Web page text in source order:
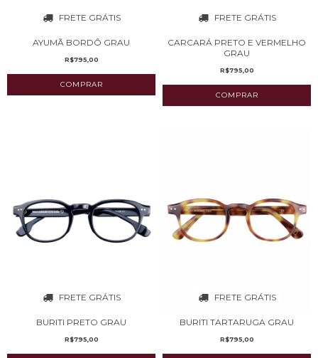
FRETE GRÁTIS
AYUMÃ BORDÔ GRAU
R$795,00
FRETE GRÁTIS
CARCARÁ PRETO E VERMELHO
GRAU
R$795,00
FRETE GRÁTIS
BURITI PRETO GRAU
R$795,00
FRETE GRÁTIS
BURITI TARTARUGA GRAU
R$795,00